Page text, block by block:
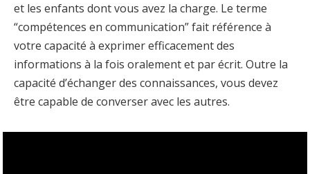
et les enfants dont vous avez la charge. Le terme
“compétences en communication” fait référence à
votre capacité à exprimer efficacement des
informations à la fois oralement et par écrit. Outre la
capacité d’échanger des connaissances, vous devez
être capable de converser avec les autres.